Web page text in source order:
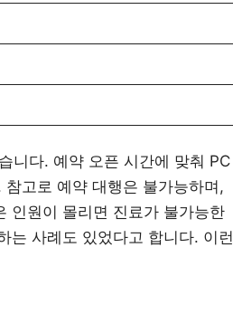
니다. 예약 오픈 시간에 맞춰 PC
참고로 예약 대행은 불가능하며,
인원이 몰리면 진료가 불가능한
는 사례도 있었다고 합니다. 이런